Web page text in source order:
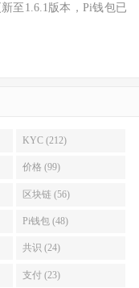
至1.6.1版本，Pi钱包已
KYC (212)
价格 (99)
区块链 (56)
Pi钱包 (48)
共识 (24)
支付 (23)